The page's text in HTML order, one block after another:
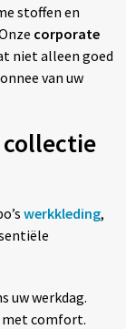
stoffen en
corporate
niet alleen goed
van uw
werkkleding,
uw werkdag.
comfort.